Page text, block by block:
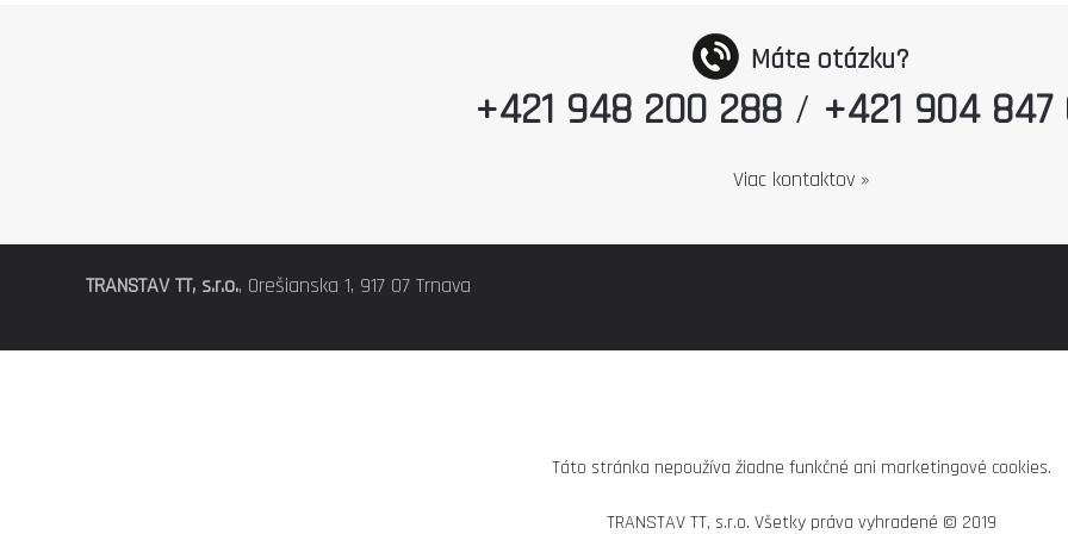
Máte otázku?
+421 948 200 288 / +421 904 847
Viac kontaktov »
TRANSTAV TT, s.r.o., Orešianska 1, 917 07 Trnava
Táto stránka nepoužíva žiadne funkčné ani marketingové cookies.
TRANSTAV TT, s.r.o. Všetky práva vyhradené © 2019